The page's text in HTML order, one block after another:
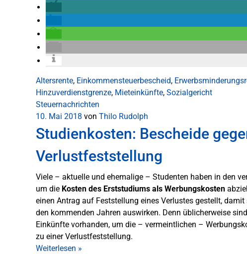
Altersrente, Einkommensteuerbescheid,
Hinzuverdienstgrenze, Mieteinkünfte, Sozialgericht
Steuernachrichten
10. Mai 2018 von Thilo Rudolph
Studienkosten: Bescheide
Verlustfeststellung
Viele – aktuelle und ehemalige – Studenten haben in den
um die Kosten des Erststudiums als Werbungskosten
einen Antrag auf Feststellung eines Verlustes gestellt,
den kommenden Jahren auswirken. Denn üblicherweise
Einkünfte vorhanden, um die – vermeintlichen –
zu einer Verlustfeststellung.
Weiterlesen »